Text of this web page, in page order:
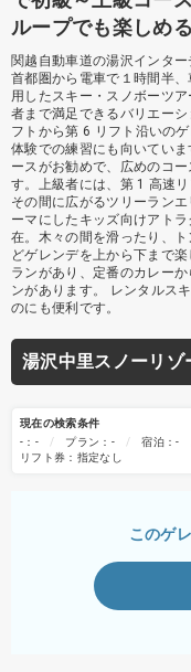
ループでも楽しめ
関越自動車道の湯沢インタ
首都圏から電車で１時間半
用したスキー・スノボーツ
者まで満足できるバリエー
フトから第 6 リフト沿いの
体験での練習にも向いてい
ースがお勧めで、広めのコ
す。上級者には、第 1 高速
その間に広がるツリーラン
ーマにしたキッズ向けアト
在。木々の間を滑ったり、
どゲレンデを上から下まで
ランがあり、定番のカレー
ンがあります。 レンタルス
のにも便利です。
湯沢中里スノーリゾ
現在の検索条件
-：-
プラン：- 宿泊：-
リフト券：指定なし
このゲ